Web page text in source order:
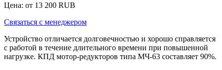
Цена: от 13 200 RUB
Связаться с менеджером
Устройство отличается долговечностью и хорошо справляется
с работой в течение длительного времени при повышенной
нагрузке. КПД мотор-редукторов типа МЧ-63 составляет 90%.